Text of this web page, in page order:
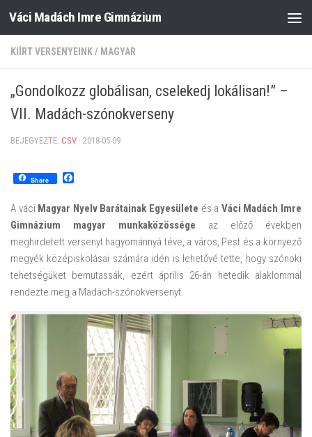
Skip to content
Váci Madách Imre Gimnázium
KIÍRT VERSENYEINK/ MAGYAR
„Gondolkozz globálisan, cselekedj lokálisan!” –
VII. Madách-szónokverseny
BEJEGYEZTE: CSV · 2018-05-09
Share
A váci Magyar Nyelv Barátainak Egyesülete és a Váci Madách Imre
Gimnázium magyar munkaközössége az előző években
meghirdetett versenyt hagyománnyá téve, a város, Pest és a környező
megyék középiskolásai számára idén is lehetővé tette, hogy szónoki
tehetségüket bemutassák, ezért április 26-án hetedik alaklommal
rendezte meg a Madách-szónokversenyt.